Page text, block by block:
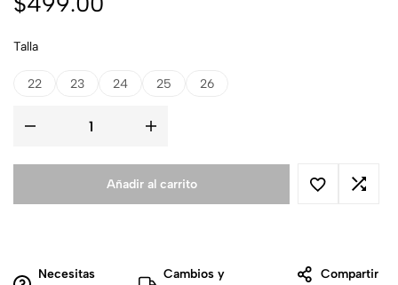
Talla
22 23 24 25 26
Añadir al carrito
Necesitas
Cambios y
Compartir